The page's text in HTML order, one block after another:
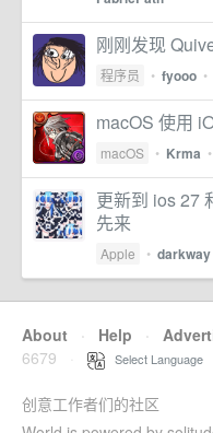
刚刚发现
程序员 • fyooo •
macOS 使用
macOS • Krma •
更新到 ios 27
先来
Apple • darkway
About · Help ·
6679
Select Language
创意工作者们的社区